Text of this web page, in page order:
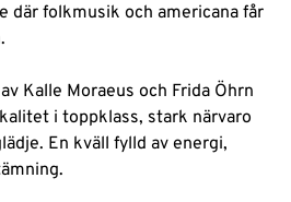
där folkmusik och americana får
Kalle Moraeus och Frida Öhrn
i toppklass, stark närvaro
En kväll fylld av energi,